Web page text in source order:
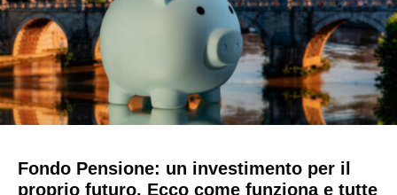
Fondo Pensione: un investimento per il
proprio futuro. Ecco come funziona e tutte